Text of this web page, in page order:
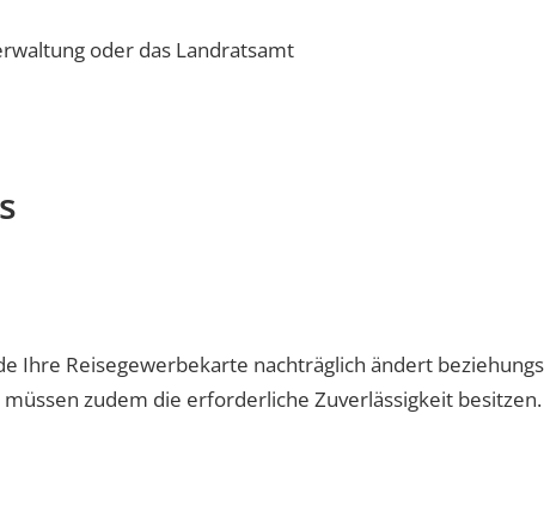
oder das Landratsamt
Ihre Reisegewerbekarte nachträglich ändert
zudem die erforderliche Zuverlässigkeit besitzen.